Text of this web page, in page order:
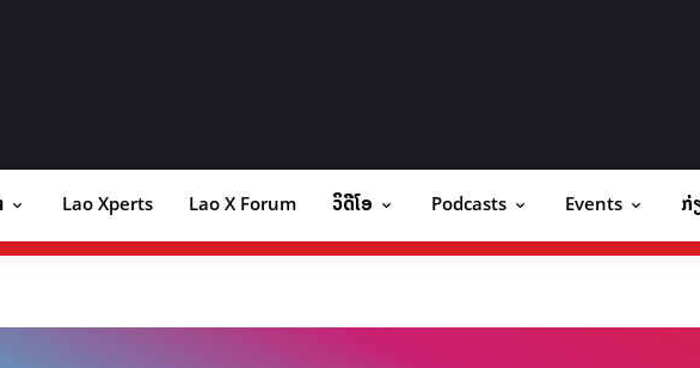
Lao X Forum
Lao Xperts Lao X Forum ວິດີໂອ Podcasts Events ກ່